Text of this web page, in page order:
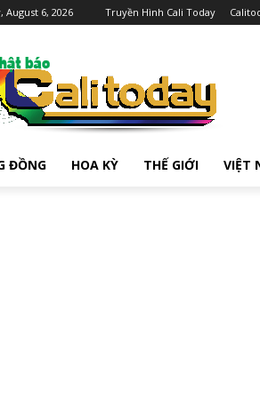
August 6, 2026 Truyền Hình Cali Today
ĐỒNG HOA KỲ THẾ GIỚI VIỆT